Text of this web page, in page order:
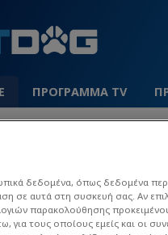
ΠΡΟΓΡΑΜΜΑ TV
δεδομένα, όπως δεδομένα
σε αυτά στη συσκευή σας. Αν
παρακολούθησης
τους οποίους εμείς και οι